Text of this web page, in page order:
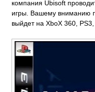
компания Ubisoft
игры. Вашему вниманию
выйдет на XboX 360,